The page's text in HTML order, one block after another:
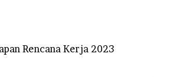
Rencana Kerja 2023